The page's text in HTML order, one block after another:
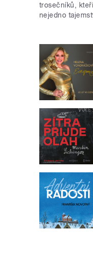
trosečníků,
nejedno